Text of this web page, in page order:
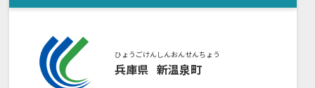
ひょうごけん
兵庫県
しんおんせんちょう
新温泉町